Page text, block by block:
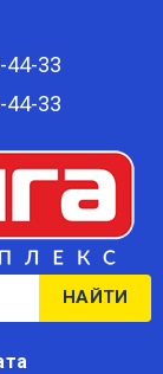
44-33
44-33
НАЙТИ